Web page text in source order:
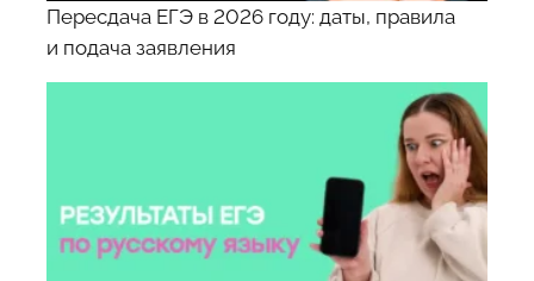
Пересдача ЕГЭ в 2026 году: даты, правила
и подача заявления